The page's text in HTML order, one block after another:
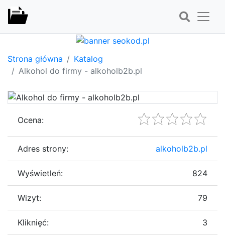
Strona główna
Katalog
Alkohol do firmy - alkoholb2b.pl
Ocena:
Adres strony: alkoholb2b.pl
Wyświetleń: 824
Wizyt: 79
Kliknięć: 3